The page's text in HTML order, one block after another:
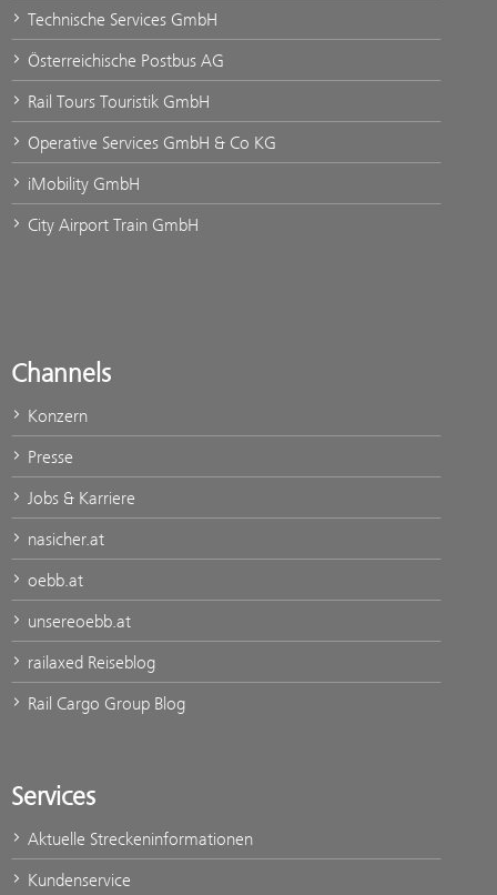
Technische Services GmbH
Österreichische Postbus AG
Rail Tours Touristik GmbH
Operative Services GmbH & Co KG
iMobility GmbH
City Airport Train GmbH
Channels
Konzern
Presse
Jobs & Karriere
nasicher.at
oebb.at
unsereoebb.at
railaxed Reiseblog
Rail Cargo Group Blog
Services
Aktuelle Streckeninformationen
Kundenservice